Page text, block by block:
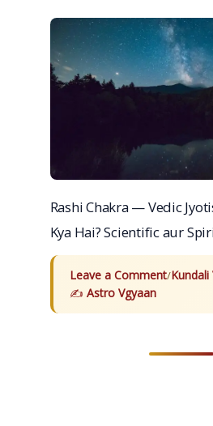
Rashi Chakra — Vedic
Kya Hai? Scientific aur
Leave a Comment/Kundali
Astro Vgyaan